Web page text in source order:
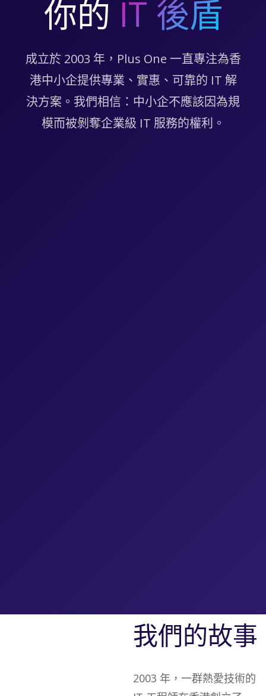
你的 IT 後盾
成立於 2003 年，Plus One 一直專注為香
港中小企提供專業、實惠、可靠的 IT 解
決方案。我們相信：中小企不應該因為規
模而被剝奪企業級 IT 服務的權利。
我們的故事
2003 年，一群熱愛技術的